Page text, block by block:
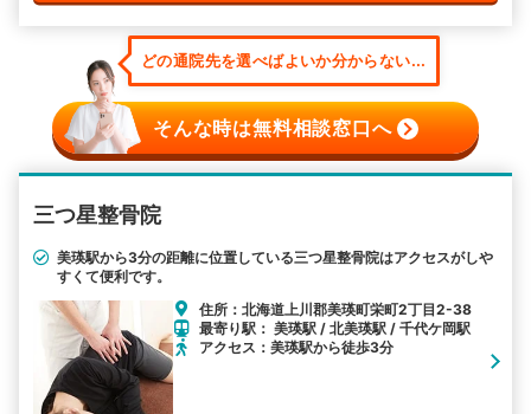
どの通院先を選べばよいか分からない...
そんな時は無料相談窓口へ
三つ星整骨院
美瑛駅から3分の距離に位置している三つ星整骨院はアクセスがしや
すくて便利です。
住所：北海道上川郡美瑛町栄町2丁目2-38
最寄り駅： 美瑛駅 / 北美瑛駅 / 千代ケ岡駅
アクセス：美瑛駅から徒歩3分